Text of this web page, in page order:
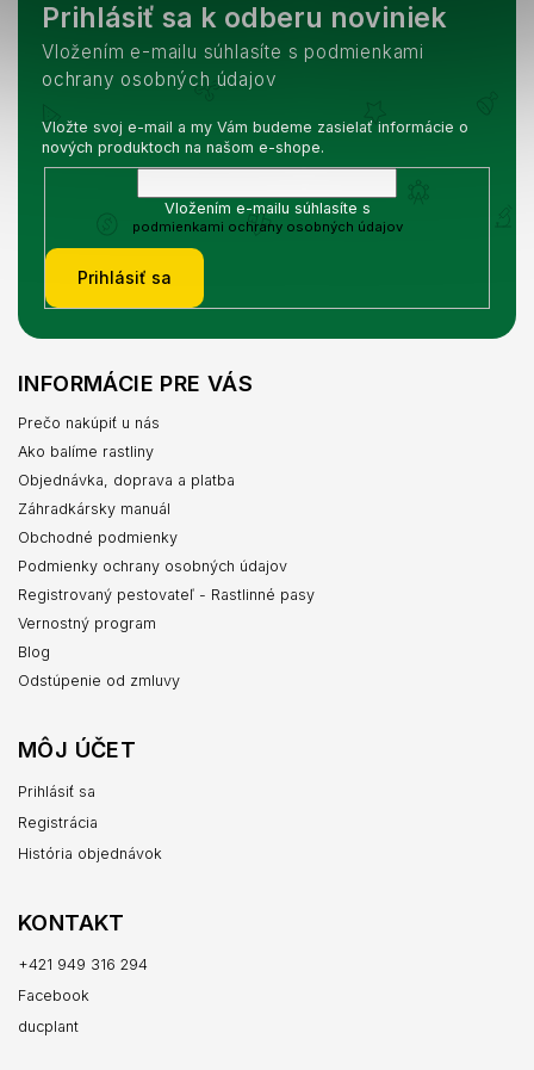
Prihlásiť sa k odberu noviniek
Vložením e-mailu súhlasíte s podmienkami
ochrany osobných údajov
Vložte svoj e-mail a my Vám budeme zasielať informácie o
nových produktoch na našom e-shope.
Vložením e-mailu súhlasíte s
podmienkami ochrany osobných údajov
Prihlásiť sa
INFORMÁCIE PRE VÁS
Prečo nakúpiť u nás
Ako balíme rastliny
Objednávka, doprava a platba
Záhradkársky manuál
Obchodné podmienky
Podmienky ochrany osobných údajov
Registrovaný pestovateľ - Rastlinné pasy
Vernostný program
Blog
Odstúpenie od zmluvy
MÔJ ÚČET
Prihlásiť sa
Registrácia
História objednávok
KONTAKT
+421 949 316 294
Facebook
ducplant